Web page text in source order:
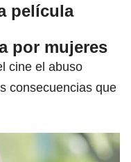
película
por mujeres
cine el abuso
consecuencias que